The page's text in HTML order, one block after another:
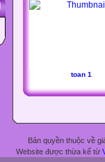
toan 1
Bản quyền thuộc về
Website được thừa kế từ